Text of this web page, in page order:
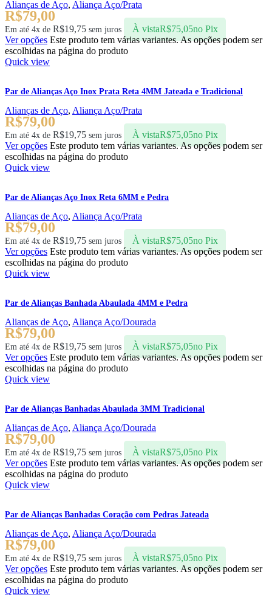
Alianças de Aço, Aliança Aço/Prata
R$79,00
Em até 4x de R$19,75 sem juros À vistaR$75,05no Pix
Ver opções Este produto tem várias variantes. As opções podem ser
escolhidas na página do produto
Quick view
Par de Alianças Aço Inox Prata Reta 4MM Jateada e Tradicional
Alianças de Aço, Aliança Aço/Prata
R$79,00
Em até 4x de R$19,75 sem juros À vistaR$75,05no Pix
Ver opções Este produto tem várias variantes. As opções podem ser
escolhidas na página do produto
Quick view
Par de Alianças Aço Inox Reta 6MM e Pedra
Alianças de Aço, Aliança Aço/Prata
R$79,00
Em até 4x de R$19,75 sem juros À vistaR$75,05no Pix
Ver opções Este produto tem várias variantes. As opções podem ser
escolhidas na página do produto
Quick view
Par de Alianças Banhada Abaulada 4MM e Pedra
Alianças de Aço, Aliança Aço/Dourada
R$79,00
Em até 4x de R$19,75 sem juros À vistaR$75,05no Pix
Ver opções Este produto tem várias variantes. As opções podem ser
escolhidas na página do produto
Quick view
Par de Alianças Banhadas Abaulada 3MM Tradicional
Alianças de Aço, Aliança Aço/Dourada
R$79,00
Em até 4x de R$19,75 sem juros À vistaR$75,05no Pix
Ver opções Este produto tem várias variantes. As opções podem ser
escolhidas na página do produto
Quick view
Par de Alianças Banhadas Coração com Pedras Jateada
Alianças de Aço, Aliança Aço/Dourada
R$79,00
Em até 4x de R$19,75 sem juros À vistaR$75,05no Pix
Ver opções Este produto tem várias variantes. As opções podem ser
escolhidas na página do produto
Quick view